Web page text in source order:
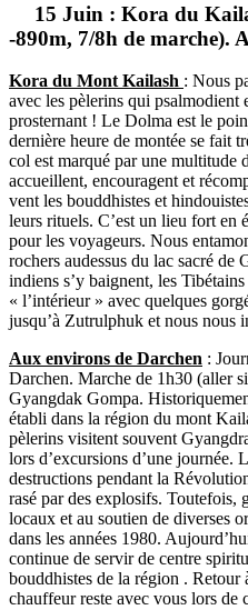
15 Juin : Kora du
-890m, 7/8h de marche).
Kora du Mont Kailash : Nous
avec les pèlerins qui psalmodient
prosternant ! Le Dolma est le
dernière heure de montée se fait
col est marqué par une multitude
accueillent, encouragent et
vent les bouddhistes et
leurs rituels. C’est un lieu fort en
pour les voyageurs. Nous
rochers audessus du lac sacré de
indiens s’y baignent, les
« l’intérieur » avec quelques
jusqu’à Zutrulphuk et nous nous
Aux environs de Darchen :
Darchen. Marche de 1h30 (aller
Gyangdak Gompa.
établi dans la région du mont
pèlerins visitent souvent
lors d’excursions d’une journée.
destructions pendant la
rasé par des explosifs. Toutefois,
locaux et au soutien de diverses
dans les années 1980.
continue de servir de centre
bouddhistes de la région . Retour
chauffeur reste avec vous lors de